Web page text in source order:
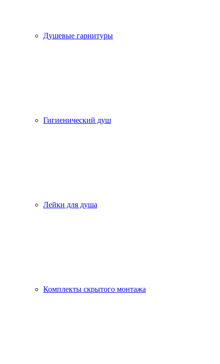
Душевые гарнитуры
Гигиенический душ
Лейки для душа
Комплекты скрытого монтажа